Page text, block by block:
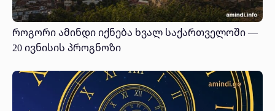
როგორი ამინდი იქნება ხვალ საქართველოში —
20 ივნისის პროგნოზი